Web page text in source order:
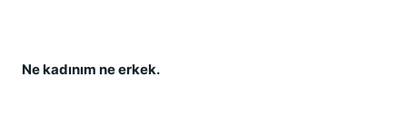
Ne kadınım ne erkek.